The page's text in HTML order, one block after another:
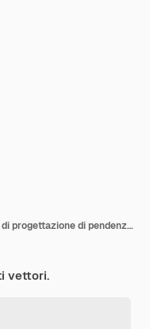
Vettore colorato dell'illustrazione di progettazione di pendenza di logo della foglia
vettori.